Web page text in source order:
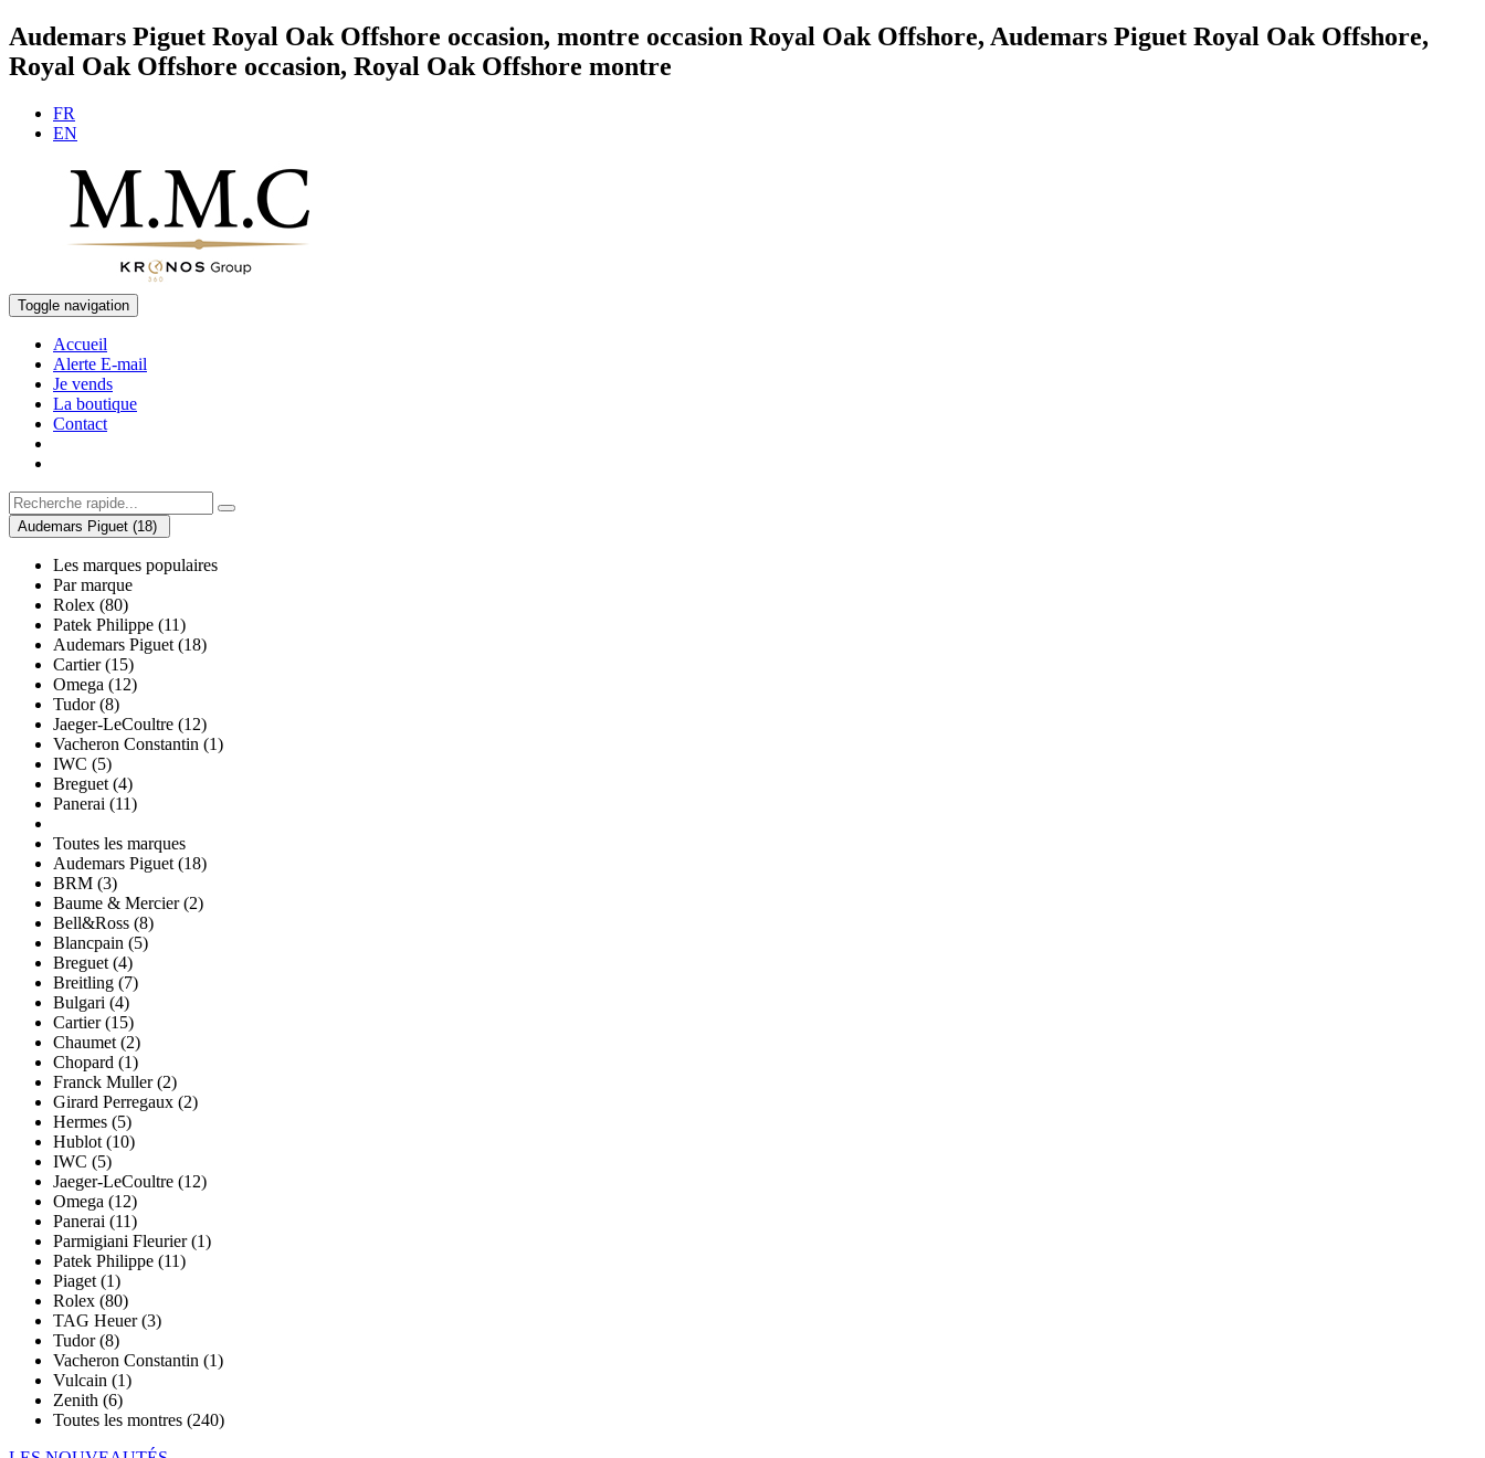
Audemars Piguet Royal Oak Offshore occasion, montre occasion Royal Oak Offshore, Audemars Piguet Royal Oak Offshore,
Royal Oak Offshore occasion, Royal Oak Offshore montre
FR
EN
Toggle navigation
Accueil
Alerte E-mail
Je vends
La boutique
Contact
Audemars Piguet (18)
Les marques populaires
Par marque
Rolex (80)
Patek Philippe (11)
Audemars Piguet (18)
Cartier (15)
Omega (12)
Tudor (8)
Jaeger-LeCoultre (12)
Vacheron Constantin (1)
IWC (5)
Breguet (4)
Panerai (11)
Toutes les marques
Audemars Piguet (18)
BRM (3)
Baume & Mercier (2)
Bell&Ross (8)
Blancpain (5)
Breguet (4)
Breitling (7)
Bulgari (4)
Cartier (15)
Chaumet (2)
Chopard (1)
Franck Muller (2)
Girard Perregaux (2)
Hermes (5)
Hublot (10)
IWC (5)
Jaeger-LeCoultre (12)
Omega (12)
Panerai (11)
Parmigiani Fleurier (1)
Patek Philippe (11)
Piaget (1)
Rolex (80)
TAG Heuer (3)
Tudor (8)
Vacheron Constantin (1)
Vulcain (1)
Zenith (6)
Toutes les montres (240)